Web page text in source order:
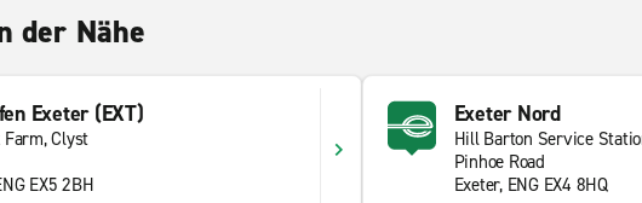
der Nähe
Exeter (EXT)
Farm, Clyst
EX5 2BH
Exeter Nord
Hill Barton Service
Pinhoe Road
Exeter, ENG EX4 8HQ